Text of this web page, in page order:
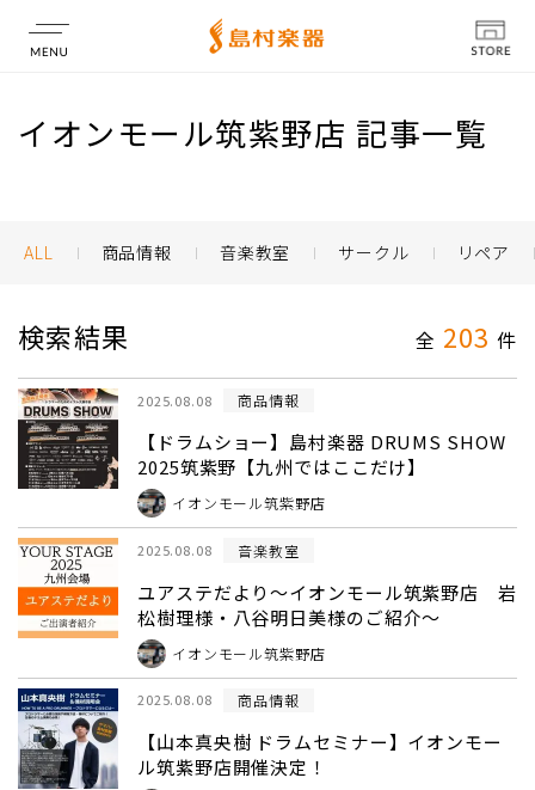
店舗情報
イオンモール筑紫野店 記事一覧
ALL 商品情報 音楽教室 サークル リペア
検索結果 全 203 件
2025.08.08 商品情報
【ドラムショー】島村楽器 DRUMS SHOW
2025筑紫野【九州ではここだけ】
イオンモール筑紫野店
2025.08.08 音楽教室
ユアステだより～イオンモール筑紫野店 岩
松樹理様・八谷明日美様のご紹介～
イオンモール筑紫野店
2025.08.08 商品情報
【山本真央樹 ドラムセミナー】イオンモー
ル筑紫野店開催決定！